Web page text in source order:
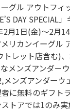
グル アウトフィ
DAY SPECIAL
2月1日(金)～2月
リカンイーグル
トレット店含む)
メンズアンダー
メンズアンダーウ
に無料のギフト
トアでは1のみ実